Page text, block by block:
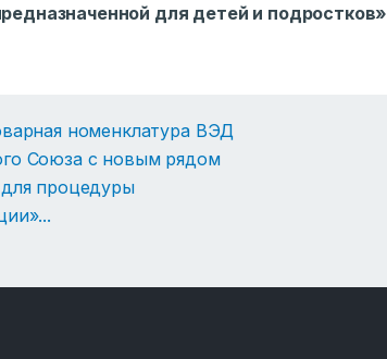
для детей и подростков»
номенклатура ВЭД
Союза с новым рядом
процедуры
...